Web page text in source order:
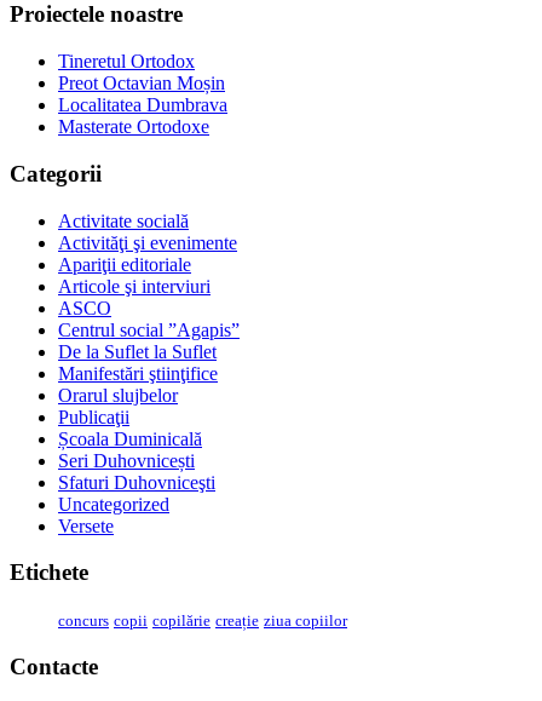
Proiectele noastre
Tineretul Ortodox
Preot Octavian Moșin
Localitatea Dumbrava
Masterate Ortodoxe
Categorii
Activitate socială
Activităţi şi evenimente
Apariţii editoriale
Articole şi interviuri
ASCO
Centrul social ”Agapis”
De la Suflet la Suflet
Manifestări ştiinţifice
Orarul slujbelor
Publicaţii
Școala Duminicală
Seri Duhovnicești
Sfaturi Duhovniceşti
Uncategorized
Versete
Etichete
concurs copii copilărie creație ziua copiilor
Contacte